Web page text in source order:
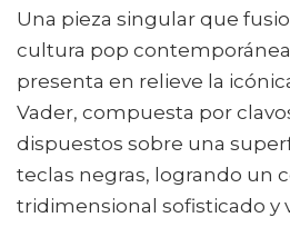
Una pieza singular que
cultura pop
presenta en relieve la
Vader, compuesta por
dispuestos sobre una
teclas negras, logrando un
tridimensional sofisticado y